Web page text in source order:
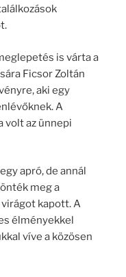
is várta a
Ficsor Zoltán
aki egy
A
volt az ünnepi
apró, de annál
meg a
kapott. A
élményekkel
víve a közösen